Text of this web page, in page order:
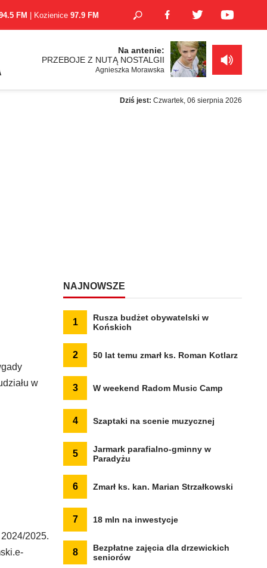
FM | Kozienice 97.9 FM
Na antenie:
PRZEBOJE Z NUTĄ NOSTALGII
Agnieszka Morawska
Dziś jest: Czwartek, 06 sierpnia 2026
w
2025.
NAJNOWSZE
1
Rusza budżet obywatelski w
Końskich
2 50 lat temu zmarł ks. Roman Kotlarz
3 W weekend Radom Music Camp
4 Szaptaki na scenie muzycznej
5
Jarmark parafialno-gminny w
Paradyżu
6 Zmarł ks. kan. Marian Strzałkowski
7 18 mln na inwestycje
8
Bezpłatne zajęcia dla drzewickich
seniorów